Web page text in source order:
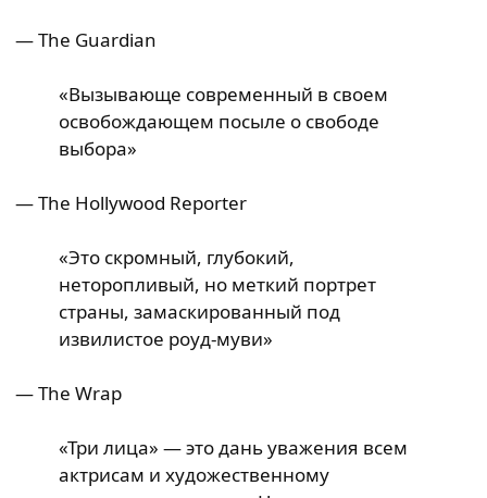
— The Guardian
«Вызывающе современный в своем
освобождающем посыле о свободе
выбора»
— The Hollywood Reporter
«Это скромный, глубокий,
неторопливый, но меткий портрет
страны, замаскированный под
извилистое роуд-муви»
— The Wrap
«Три лица» — это дань уважения всем
актрисам и художественному